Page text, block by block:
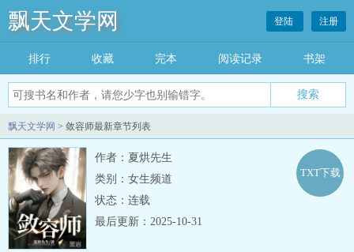
飘天文学网 登陆 注册
排行 收藏 完本 阅读记录 书架
飘天文学网 > 敛容师最新章节列表
作者：夏烘先生
类别：女生频道
状态：连载
TXT下载
最后更新：2025-10-31